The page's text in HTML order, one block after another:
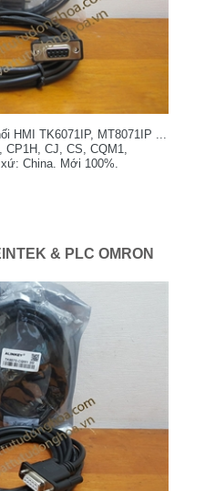
HMI TK6071IP, MT8071IP ...
CJ, CS, CQM1,
China. Mới 100%.
& PLC OMRON